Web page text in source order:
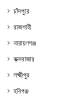
চাঁদপুরে
রাজশাহী
নারায়ণগঞ্জ
কক্সবাজার
লক্ষ্মীপুর
হবিগঞ্জ